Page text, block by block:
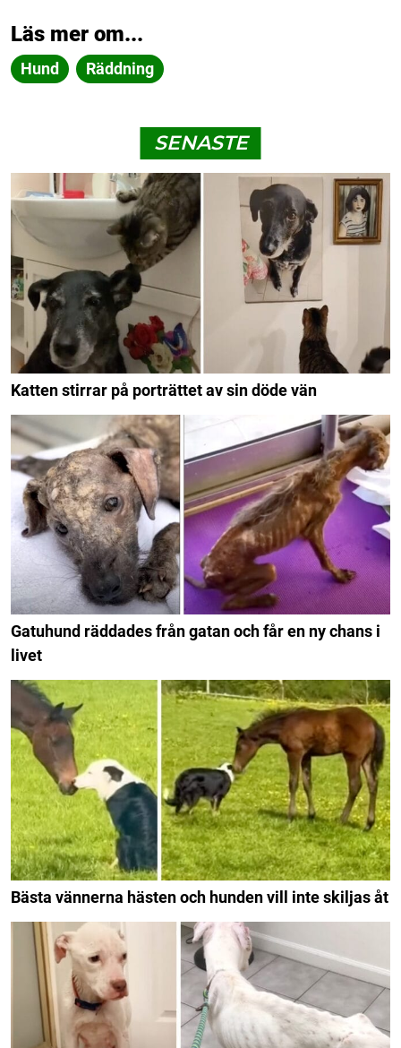
Läs mer om...
Hund Räddning
SENASTE
Katten stirrar på porträttet av sin döde vän
Gatuhund räddades från gatan och får en ny chans i
livet
Bästa vännerna hästen och hunden vill inte skiljas åt